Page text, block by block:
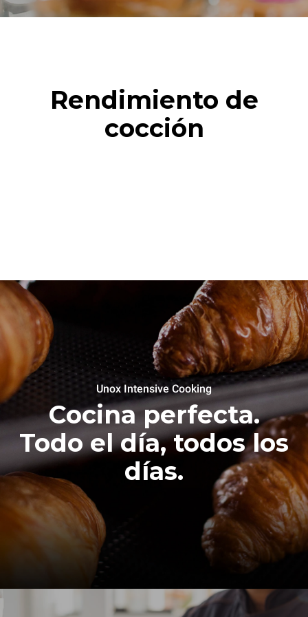
Rendimiento de
cocción
Unox Intensive Cooking
Cocina perfecta.
Todo el día, todos los
días.